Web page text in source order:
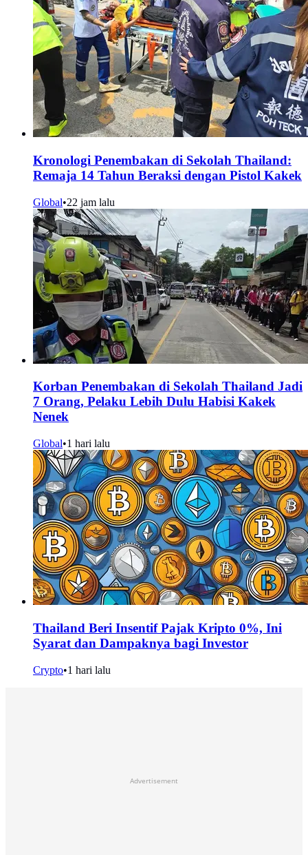
Kronologi Penembakan di Sekolah Thailand:
Remaja 14 Tahun Beraksi dengan Pistol Kakek
Global•22 jam lalu
Korban Penembakan di Sekolah Thailand Jadi
7 Orang, Pelaku Lebih Dulu Habisi Kakek
Nenek
Global•1 hari lalu
Thailand Beri Insentif Pajak Kripto 0%, Ini
Syarat dan Dampaknya bagi Investor
Crypto•1 hari lalu
Advertisement